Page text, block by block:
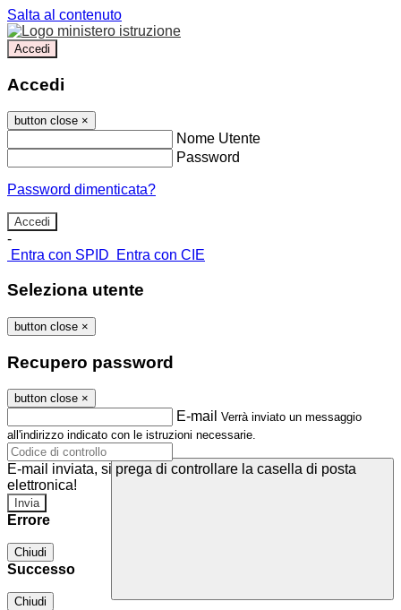
Salta al contenuto
Accedi
Accedi
button close ×
Nome Utente
Password
Password dimenticata?
-
Entra con SPID
Entra con CIE
Seleziona utente
button close ×
Recupero password
button close ×
E-mail Verrà inviato un messaggio
all'indirizzo indicato con le istruzioni necessarie.
E-mail inviata, si prega di controllare la casella di posta
elettronica!
Errore
Chiudi
Successo
Chiudi